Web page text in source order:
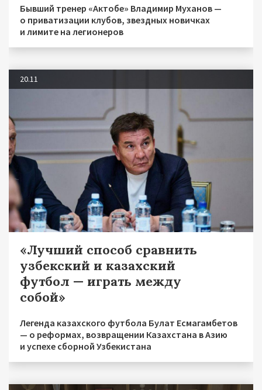
Бывший тренер «Актобе» Владимир Муханов —
о приватизации клубов, звездных новичках
и лимите на легионеров
20.11
«Лучший способ сравнить
узбекский и казахский
футбол — играть между
собой»
Легенда казахского футбола Булат Есмагамбетов
— о реформах, возвращении Казахстана в Азию
и успехе сборной Узбекистана